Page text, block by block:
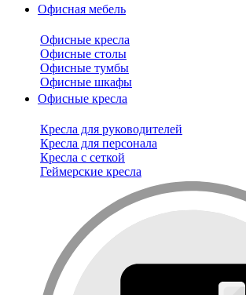
Офисная мебель
Офисные кресла
Офисные столы
Офисные тумбы
Офисные шкафы
Офисные кресла
Кресла для руководителей
Кресла для персонала
Кресла с сеткой
Геймерские кресла